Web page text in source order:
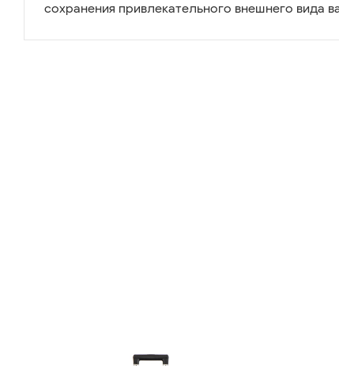
сохранения привлекательного внешнего вида